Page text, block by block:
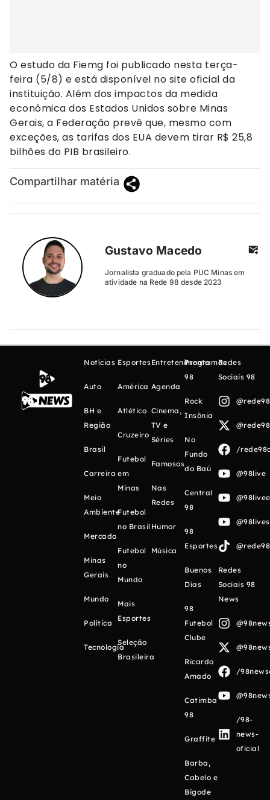
O estudo da Fiemg foi publicado nesta terça-
feira (5/8) e está disponível no site oficial da
instituição. Além dos impactos da medida
econômica dos Estados Unidos sobre Minas
Gerais, a Federação prevê que, mesmo com
exceções, as tarifas dos EUA devem tirar R$ 25,8
bilhões do PIB brasileiro.
Compartilhar matéria
Gustavo Macedo
Jornalista graduado pela PUC Minas em
atividade na Rede 98 desde 2023
Notícias
Auto
BH e
Região
Brasil
Carreira
Meio
Ambiente
Mercado
Minas
Gerais
Mundo
Política
Tecnologia
Esportes
América
Atlético
Cruzeiro
Futebol
em
Minas
Futebol
no Brasil
Futebol
no
Mundo
Mais
Esportes
Seleção
Brasileira
Entretenimento
Agenda
Cinema,
TV e
Séries
Famosos
Nas
Redes
Humor
Música
Programas
98
Rock
Insônia
No
Fundo
do Baú
Central
98
98
Esportes
Buenos
Días
98
Futebol
Clube
Ricardo
Amado
Catimba
98
Graffite
Barba,
Cabelo e
Bigode
Redes
Sociais 98
/
@98live
Redes
Sociais 98
News
/
/98-
news-
oficial